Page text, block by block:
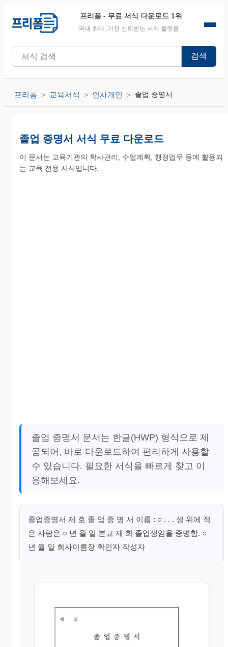
프리폼 - 무료 서식 다운로드 1위
국내 최대, 가장 신뢰받는 서식 플랫폼
검색
프리폼 교육서식 인사개인 졸업 증명서
졸업 증명서 서식 무료 다운로드
이 문서는 교육기관의 학사관리, 수업계획, 행정업무 등에 활용되
는 교육 전용 서식입니다.
졸업 증명서 문서는 한글(HWP) 형식으로 제
공되어, 바로 다운로드하여 편리하게 사용할
수 있습니다. 필요한 서식을 빠르게 찾고 이
용해보세요.
졸업증명서 제 호 졸 업 증 명 서 이름 : ○ . . . 생 위에 적
은 사람은 ○ 년 월 일 본교 제 회 졸업생임을 증명함. ○
년 월 일 회사이름장 확인자 작성자